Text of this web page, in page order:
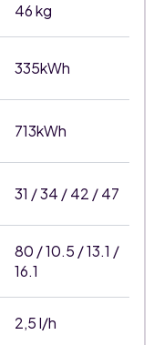
46 kg
335kWh
713kWh
31 / 34 / 42 / 47
80 / 10.5 / 13.1 /
16.1
2,5 l/h